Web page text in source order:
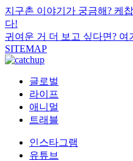
지구촌 이야기가 궁금해? 케
다!
귀여운 거 더 보고 싶다면? 여
SITEMAP
글로벌
라이프
애니멀
트래블
인스타그램
유튜브